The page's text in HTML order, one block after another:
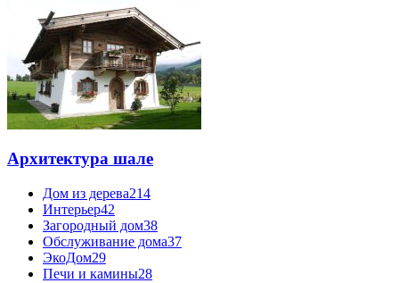
Архитектура шале
Дом из дерева214
Интерьер42
Загородный дом38
Обслуживание дома37
ЭкоДом29
Печи и камины28